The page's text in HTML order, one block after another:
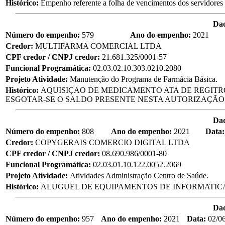
Histórico: Empenho referente a folha de vencimentos dos
Número do empenho: 579 Ano do empenho: 2021
Credor: MULTIFARMA COMERCIAL LTDA
CPF credor / CNPJ credor: 21.681.325/0001-57
Funcional Programática: 02.03.02.10.303.0210.2080
Projeto Atividade: Manutenção do Programa de Farmácia Básica.
Histórico: AQUISIÇAO DE MEDICAMENTO ATA DE
ESGOTAR-SE O SALDO PRESENTE NESTA
Número do empenho: 808 Ano do empenho: 2021
Credor: COPYGERAIS COMERCIO DIGITAL LTDA
CPF credor / CNPJ credor: 08.690.986/0001-80
Funcional Programática: 02.03.01.10.122.0052.2069
Projeto Atividade: Atividades Administração Centro de Saúde.
Histórico: ALUGUEL DE EQUIPAMENTOS DE
Número do empenho: 957 Ano do empenho: 2021 Data: 02/